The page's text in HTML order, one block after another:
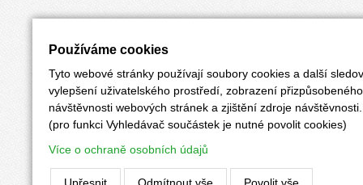
Používáme cookies
Tyto webové stránky používají soubory cookies a další
vylepšení uživatelského prostředí, zobrazení
návštěvnosti webových stránek a zjištění zdroje návštěvnosti.
(pro funkci Vyhledávač součástek je nutné povolit cookies)
Více o ochraně osobních údajů